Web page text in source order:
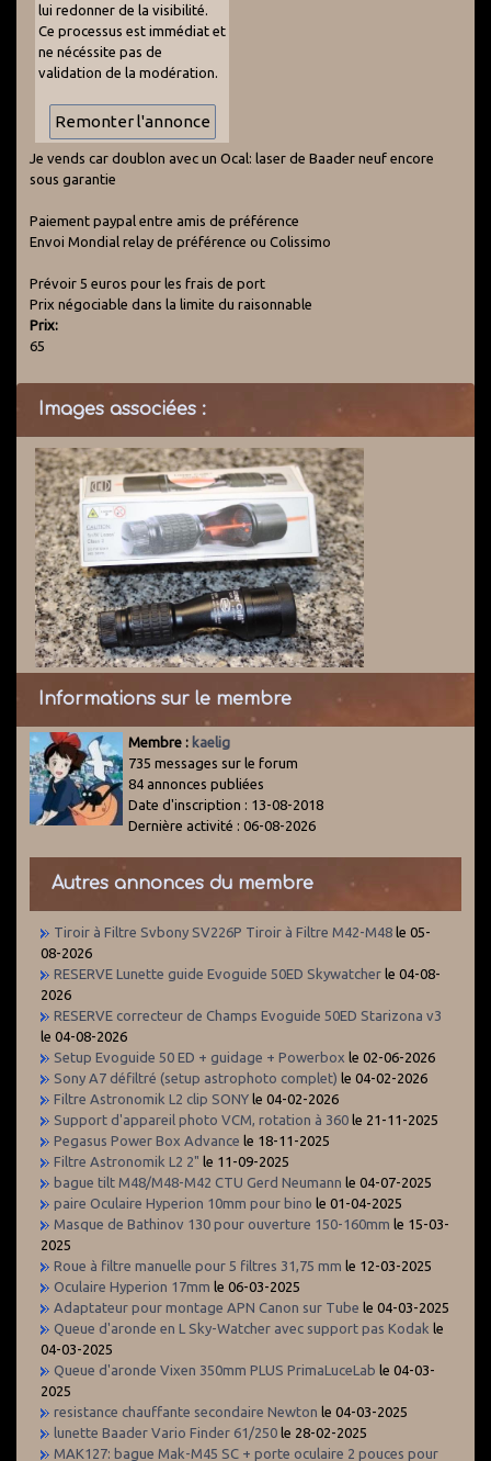
lui redonner de la visibilité.
Ce processus est immédiat et
ne nécéssite pas de
validation de la modération.
Je vends car doublon avec un Ocal: laser de Baader neuf encore
sous garantie
Paiement paypal entre amis de préférence
Envoi Mondial relay de préférence ou Colissimo
Prévoir 5 euros pour les frais de port
Prix négociable dans la limite du raisonnable
Prix:
65
Images associées :
Informations sur le membre
Membre : kaelig
735 messages sur le forum
84 annonces publiées
Date d'inscription : 13-08-2018
Dernière activité : 06-08-2026
Autres annonces du membre
Tiroir à Filtre Svbony SV226P Tiroir à Filtre M42-M48 le 05-
08-2026
RESERVE Lunette guide Evoguide 50ED Skywatcher le 04-08-
2026
RESERVE correcteur de Champs Evoguide 50ED Starizona v3
le 04-08-2026
Setup Evoguide 50 ED + guidage + Powerbox le 02-06-2026
Sony A7 défiltré (setup astrophoto complet) le 04-02-2026
Filtre Astronomik L2 clip SONY le 04-02-2026
Support d'appareil photo VCM, rotation à 360 le 21-11-2025
Pegasus Power Box Advance le 18-11-2025
Filtre Astronomik L2 2" le 11-09-2025
bague tilt M48/M48-M42 CTU Gerd Neumann le 04-07-2025
paire Oculaire Hyperion 10mm pour bino le 01-04-2025
Masque de Bathinov 130 pour ouverture 150-160mm le 15-03-
2025
Roue à filtre manuelle pour 5 filtres 31,75 mm le 12-03-2025
Oculaire Hyperion 17mm le 06-03-2025
Adaptateur pour montage APN Canon sur Tube le 04-03-2025
Queue d'aronde en L Sky-Watcher avec support pas Kodak le
04-03-2025
Queue d'aronde Vixen 350mm PLUS PrimaLuceLab le 04-03-
2025
resistance chauffante secondaire Newton le 04-03-2025
lunette Baader Vario Finder 61/250 le 28-02-2025
MAK127: bague Mak-M45 SC + porte oculaire 2 pouces pour